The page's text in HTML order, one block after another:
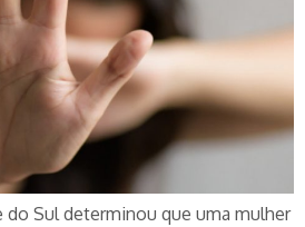
do Sul determinou que uma mulher